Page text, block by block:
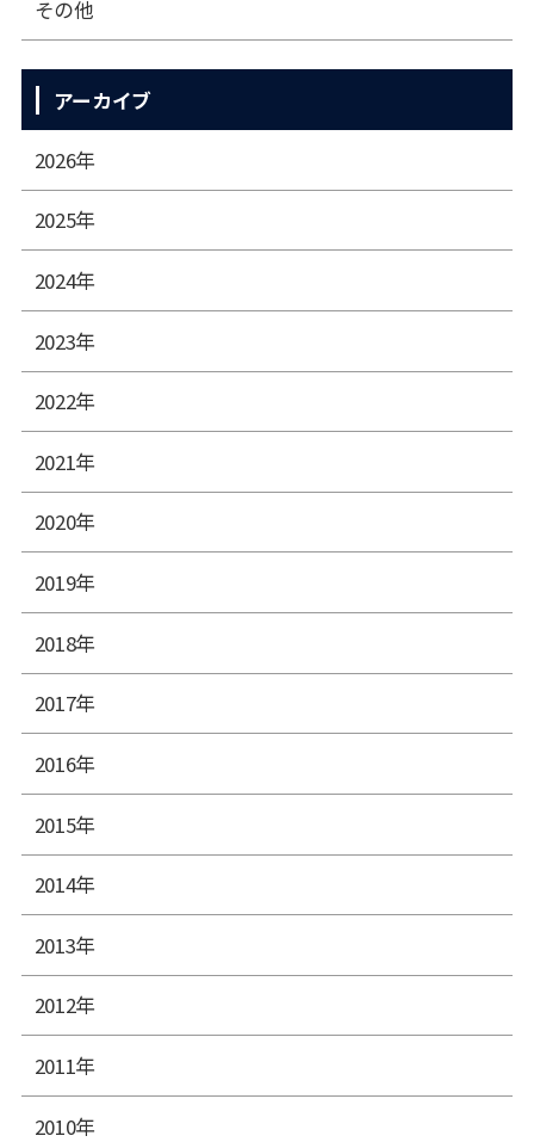
その他
アーカイブ
2026年
2025年
2024年
2023年
2022年
2021年
2020年
2019年
2018年
2017年
2016年
2015年
2014年
2013年
2012年
2011年
2010年